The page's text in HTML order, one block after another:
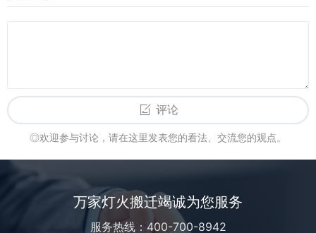
评论
◎欢迎参与讨论，请在这里发表您的看法、交流您的观点。
万家灯火搬迁竭诚为您服务
服务热线：400-700-8942